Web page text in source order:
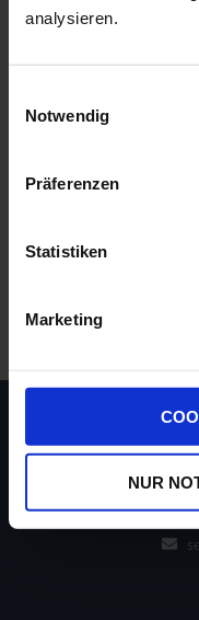
analysieren.
Notwendig
Präferenzen
Statistiken
Marketing
NUR
Schlafmedizin (m/w/
Mitarbeit in einem
Mitarbeiterevents
FÜR DIESE STELLE